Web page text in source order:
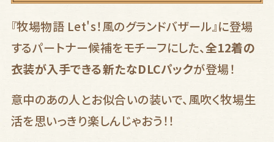
『牧場物語 Let's！風のグランドバザール』に登場
するパートナー候補をモチーフにした、全12着の
衣装が入手できる新たなDLCパックが登場！
意中のあの人とお似合いの装いで、風吹く牧場生
活を思いっきり楽しんじゃおう！！
【DLCパック】プレミアムデジ
タルデラックス
購入する
【DLCパック】なりきり変身セ
ット
購入する